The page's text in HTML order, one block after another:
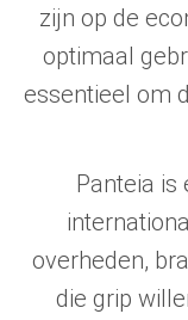
zijn op de
optimaal
essentieel om
Panteia is
overheden,
die grip